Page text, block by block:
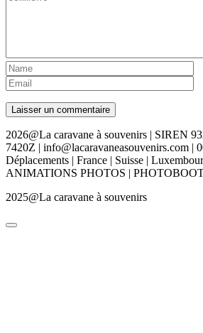
2026@La caravane à souvenirs | SIREN
7420Z | info@lacaravaneasouvenirs.com |
Déplacements | France | Suisse |
ANIMATIONS PHOTOS |
2025@La caravane à souvenirs